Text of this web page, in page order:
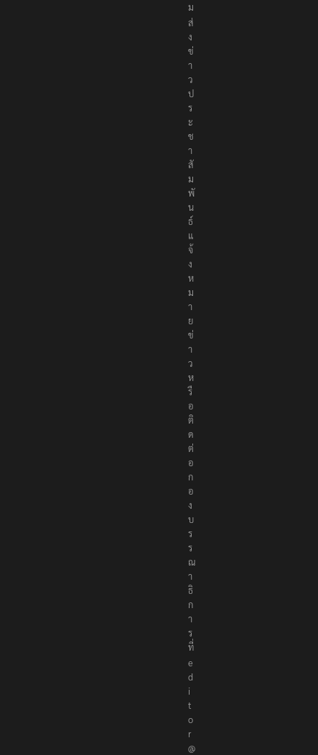
ม
ส่
ง
ข่
า
ว
ป
ร
ะ
ช
า
สั
ม
พั
น
ธ์
แ
จ้
ง
ห
ม
า
ย
ข่
า
ว
ห
รื
อ
ติ
ด
ต่
อ
ก
อ
ง
บ
ร
ร
ณ
า
ธิ
ก
า
ร
ที่
e
d
i
t
o
r
@